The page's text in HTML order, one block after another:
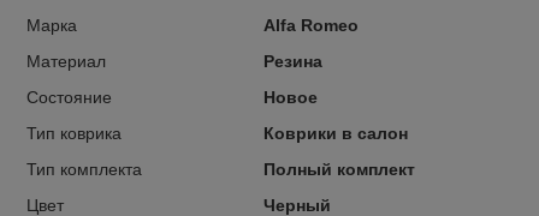
Марка
Alfa Romeo
Материал
Резина
Состояние
Новое
Тип коврика
Коврики в салон
Тип комплекта
Полный комплект
Цвет
Черный